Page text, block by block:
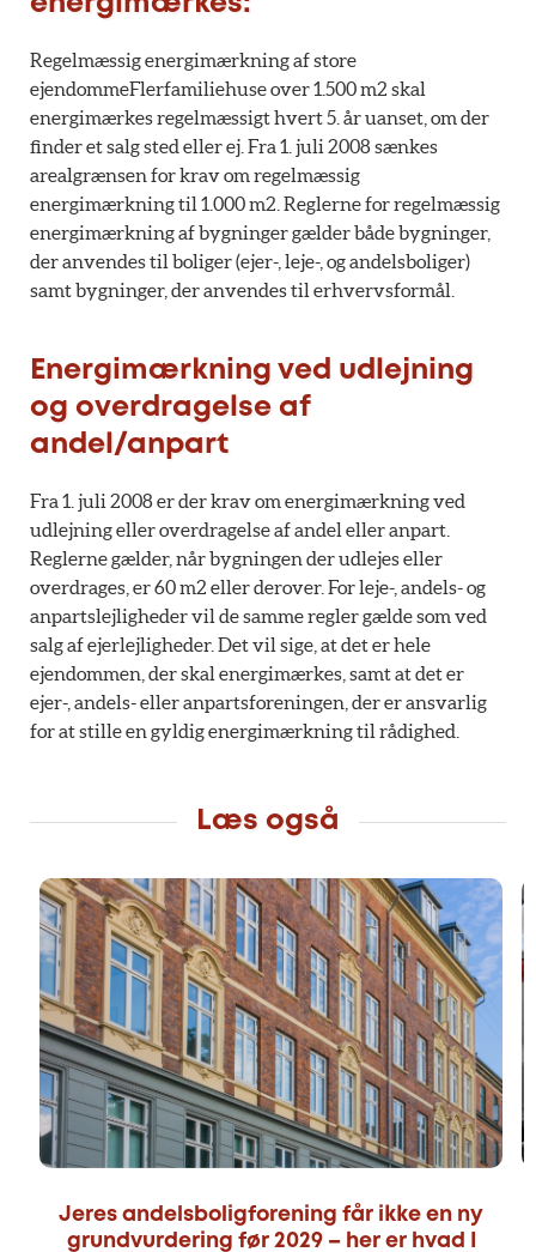
Regelmæssig energimærkning af store
ejendommeFlerfamiliehuse over 1.500 m2 skal
energimærkes regelmæssigt hvert 5. år uanset, om der
finder et salg sted eller ej. Fra 1. juli 2008 sænkes
arealgrænsen for krav om regelmæssig
energimærkning til 1.000 m2. Reglerne for regelmæssig
energimærkning af bygninger gælder både bygninger,
der anvendes til boliger (ejer-, leje-, og andelsboliger)
samt bygninger, der anvendes til erhvervsformål.
Energimærkning ved udlejning
og overdragelse af
andel/anpart
Fra 1. juli 2008 er der krav om energimærkning ved
udlejning eller overdragelse af andel eller anpart.
Reglerne gælder, når bygningen der udlejes eller
overdrages, er 60 m2 eller derover. For leje-, andels- og
anpartslejligheder vil de samme regler gælde som ved
salg af ejerlejligheder. Det vil sige, at det er hele
ejendommen, der skal energimærkes, samt at det er
ejer-, andels- eller anpartsforeningen, der er ansvarlig
for at stille en gyldig energimærkning til rådighed.
Læs også
Jeres andelsboligforening får ikke en ny
grundvurdering før 2029 – her er hvad I